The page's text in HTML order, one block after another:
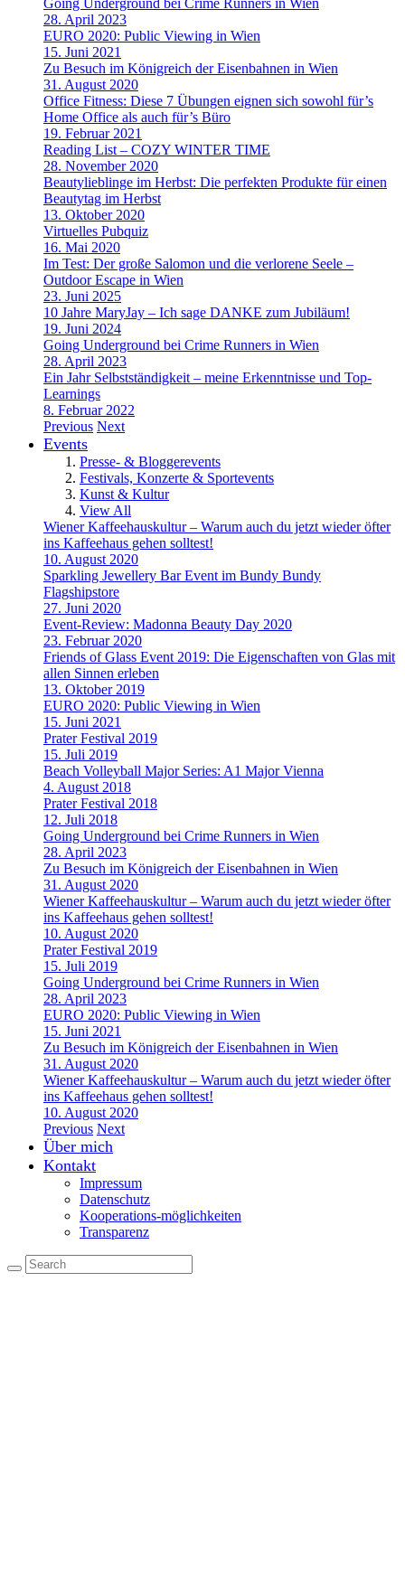
Going Underground bei Crime Runners in Wien
28. April 2023
EURO 2020: Public Viewing in Wien
15. Juni 2021
Zu Besuch im Königreich der Eisenbahnen in Wien
31. August 2020
Office Fitness: Diese 7 Übungen eignen sich sowohl für’s
Home Office als auch für’s Büro
19. Februar 2021
Reading List – COZY WINTER TIME
28. November 2020
Beautylieblinge im Herbst: Die perfekten Produkte für einen
Beautytag im Herbst
13. Oktober 2020
Virtuelles Pubquiz
16. Mai 2020
Im Test: Der große Salomon und die verlorene Seele –
Outdoor Escape in Wien
23. Juni 2025
10 Jahre MaryJay – Ich sage DANKE zum Jubiläum!
19. Juni 2024
Going Underground bei Crime Runners in Wien
28. April 2023
Ein Jahr Selbstständigkeit – meine Erkenntnisse und Top-
Learnings
8. Februar 2022
Previous Next
Events
Presse- & Bloggerevents
Festivals, Konzerte & Sportevents
Kunst & Kultur
View All
Wiener Kaffeehauskultur – Warum auch du jetzt wieder öfter
ins Kaffeehaus gehen solltest!
10. August 2020
Sparkling Jewellery Bar Event im Bundy Bundy
Flagshipstore
27. Juni 2020
Event-Review: Madonna Beauty Day 2020
23. Februar 2020
Friends of Glass Event 2019: Die Eigenschaften von Glas mit
allen Sinnen erleben
13. Oktober 2019
EURO 2020: Public Viewing in Wien
15. Juni 2021
Prater Festival 2019
15. Juli 2019
Beach Volleyball Major Series: A1 Major Vienna
4. August 2018
Prater Festival 2018
12. Juli 2018
Going Underground bei Crime Runners in Wien
28. April 2023
Zu Besuch im Königreich der Eisenbahnen in Wien
31. August 2020
Wiener Kaffeehauskultur – Warum auch du jetzt wieder öfter
ins Kaffeehaus gehen solltest!
10. August 2020
Prater Festival 2019
15. Juli 2019
Going Underground bei Crime Runners in Wien
28. April 2023
EURO 2020: Public Viewing in Wien
15. Juni 2021
Zu Besuch im Königreich der Eisenbahnen in Wien
31. August 2020
Wiener Kaffeehauskultur – Warum auch du jetzt wieder öfter
ins Kaffeehaus gehen solltest!
10. August 2020
Previous Next
Über mich
Kontakt
Impressum
Datenschutz
Kooperations-möglichkeiten
Transparenz